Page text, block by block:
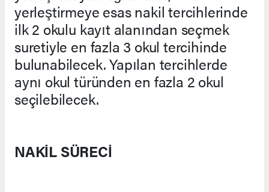
yerleştirmeye esas nakil tercihlerinde
ilk 2 okulu kayıt alanından seçmek
suretiyle en fazla 3 okul tercihinde
bulunabilecek. Yapılan tercihlerde
aynı okul türünden en fazla 2 okul
seçilebilecek.
NAKİL SÜRECİ